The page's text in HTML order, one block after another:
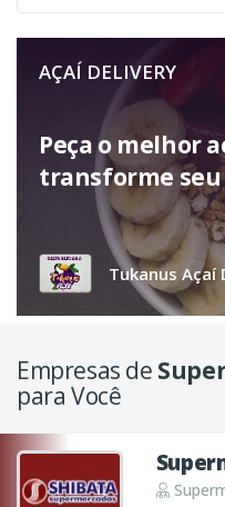
AÇAÍ DELIVERY
Peça o melhor
transforme
Tukanus Açaí
Empresas de
para Você